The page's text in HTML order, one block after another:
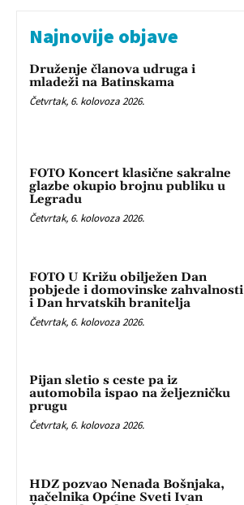
Najnovije objave
Druženje članova udruga i
mladeži na Batinskama
Četvrtak, 6. kolovoza 2026.
FOTO Koncert klasične sakralne
glazbe okupio brojnu publiku u
Legradu
Četvrtak, 6. kolovoza 2026.
FOTO U Križu obilježen Dan
pobjede i domovinske zahvalnosti
i Dan hrvatskih branitelja
Četvrtak, 6. kolovoza 2026.
Pijan sletio s ceste pa iz
automobila ispao na željezničku
prugu
Četvrtak, 6. kolovoza 2026.
HDZ pozvao Nenada Bošnjaka,
načelnika Općine Sveti Ivan